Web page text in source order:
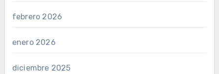
febrero 2026
enero 2026
diciembre 2025